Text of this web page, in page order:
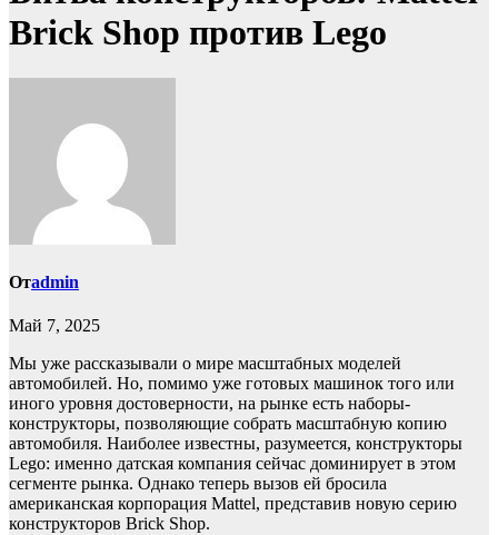
Brick Shop против Lego
Отadmin
Май 7, 2025
Мы уже рассказывали о мире масштабных моделей
автомобилей. Но, помимо уже готовых машинок того или
иного уровня достоверности, на рынке есть наборы-
конструкторы, позволяющие собрать масштабную копию
автомобиля. Наиболее известны, разумеется, конструкторы
Lego: именно датская компания сейчас доминирует в этом
сегменте рынка. Однако теперь вызов ей бросила
американская корпорация Mattel, представив новую серию
конструкторов Brick Shop.